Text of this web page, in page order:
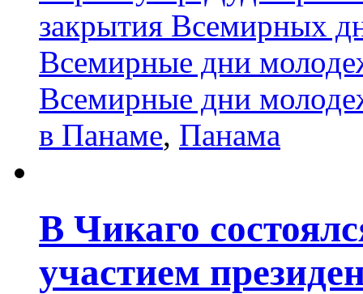
закрытия Всемирных
Всемирные дни
Всемирные дни
в Панаме, Панамa
В Чикаго
участием